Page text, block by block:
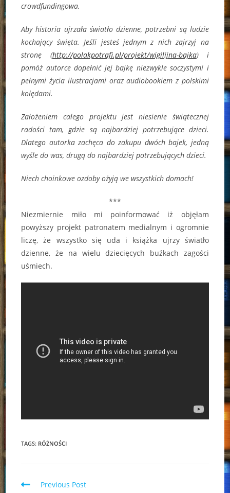
crowdfundingowa.
Aby historia ujrzała światło dzienne, potrzebni są ludzie
kochający święta. Jeśli jesteś jednym z nich zajrzyj na
stronę (http://polakpotrafi.pl/projekt/wigilijna-bajka) i
pomóż autorce dopełnić jej bajkę niezwykle soczystymi i
pełnymi życia ilustracjami oraz audiobookiem z polskimi
kolędami.
Założeniem całego projektu jest niesienie świątecznej
radości tam, gdzie są najbardziej potrzebujące dzieci.
Dlatego autorka zachęca do zakupu dwóch bajek, jedną
wyśle do was, drugą do najbardziej potrzebujących dzieci.
Niech choinkowe ozdoby ożyją we wszystkich domach!
***
Niezmiernie miło mi poinformować iż objęłam
powyższy projekt patronatem medialnym i ogromnie
liczę, że wszystko się uda i książka ujrzy światło
dzienne, że na wielu dziecięcych buźkach zagości
uśmiech.
TAGS: RÓŻNOŚCI
Read
Previous Post